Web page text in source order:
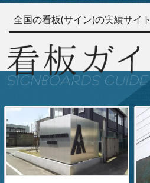
全国の看板(サイン)の実績サイト